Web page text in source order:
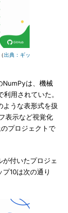
出典：ギッ
NumPyは、機械
用されていた。
ような表形式を扱
表示など視覚化
プロジェクトで
付いたプロジェ
10は次の通り